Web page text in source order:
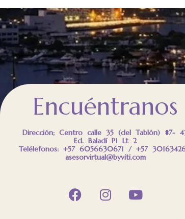
Encuéntranos
Dirección; Centro calle 35 (del Tablón) #7-
Ed. Baladí P1 Lt 2
Telélefonos: +57 6056630671 / +57
asesorvirtual@byviti.com